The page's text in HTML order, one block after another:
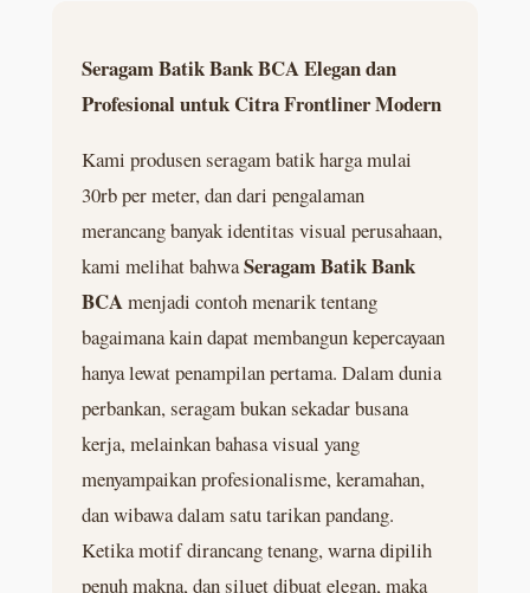
Seragam Batik Bank BCA Elegan dan
Profesional untuk Citra Frontliner Modern
Kami produsen seragam batik harga mulai
30rb per meter, dan dari pengalaman
merancang banyak identitas visual perusahaan,
kami melihat bahwaSeragam Batik Bank
BCAmenjadi contoh menarik tentang
bagaimana kain dapat membangun kepercayaan
hanya lewat penampilan pertama. Dalam dunia
perbankan, seragam bukan sekadar busana
kerja, melainkan bahasa visual yang
menyampaikan profesionalisme, keramahan,
dan wibawa dalam satu tarikan pandang.
Ketika motif dirancang tenang, warna dipilih
penuh makna, dan siluet dibuat elegan, maka